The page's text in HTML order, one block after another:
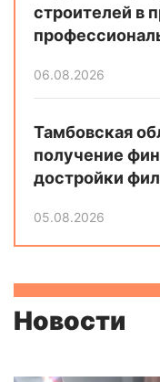
строителей в
06.08.2026
Тамбовская
получение
достройки
05.08.2026
Новости